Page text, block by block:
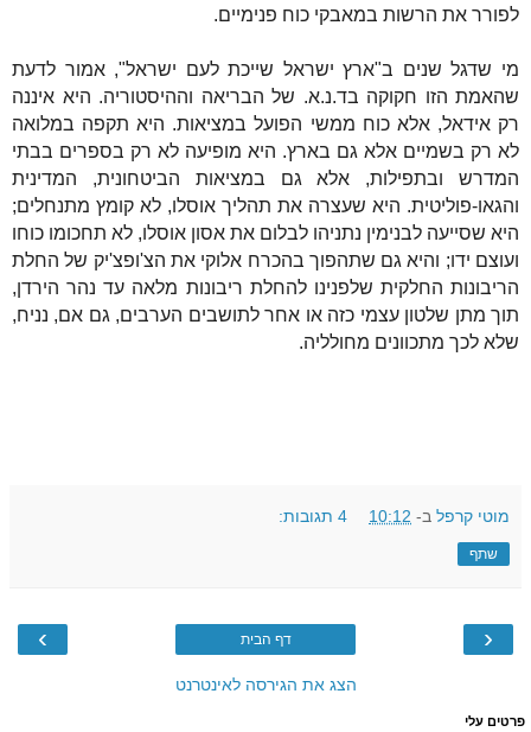
לפורר את הרשות במאבקי כוח פנימיים.
מי שדגל שנים ב"ארץ ישראל שייכת לעם ישראל", אמור לדעת
שהאמת הזו חקוקה בד.נ.א. של הבריאה וההיסטוריה. היא איננה
רק אידאל, אלא כוח ממשי הפועל במציאות. היא תקפה במלואה
לא רק בשמיים אלא גם בארץ. היא מופיעה לא רק בספרים בבתי
המדרש ובתפילות, אלא גם במציאות הביטחונית, המדינית
והגאו-פוליטית. היא שעצרה את תהליך אוסלו, לא קומץ מתנחלים;
היא שסייעה לבנימין נתניהו לבלום את אסון אוסלו, לא תחכומו כוחו
ועוצם ידו; והיא גם שתהפוך בהכרח אלוקי את הצ'ופצ'יק של החלת
הריבונות החלקית שלפנינו להחלת ריבונות מלאה עד נהר הירדן,
תוך מתן שלטון עצמי כזה או אחר לתושבים הערבים, גם אם, נניח,
שלא לכך מתכוונים מחולליה.
מוטי קרפל ב- 10:12 4 תגובות:
שתף
‹
› דף הבית
הצג את הגירסה לאינטרנט
פרטים עלי